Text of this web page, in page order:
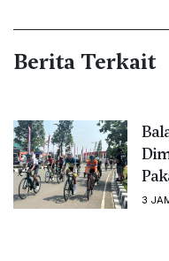
Berita Terkait
3